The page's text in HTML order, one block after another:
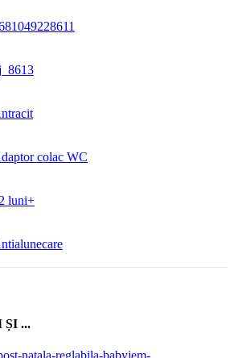
colac WC
luni+
ȘI ...